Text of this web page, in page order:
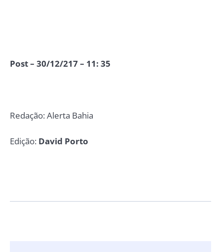
Post – 30/12/217 – 11: 35
Redação: Alerta Bahia
Edição: David Porto